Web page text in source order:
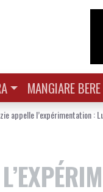
MANGIARE BERE
appelle l’expérimentation :